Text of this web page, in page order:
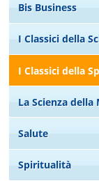
Bis Business
I Classici della
I Classici della
La Scienza della
Salute
Spiritualità